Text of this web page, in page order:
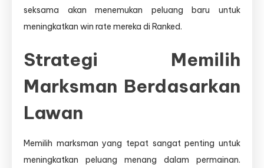
seksama akan menemukan peluang baru untuk
meningkatkan win rate mereka di Ranked.
Strategi Memilih
Marksman Berdasarkan
Lawan
Memilih marksman yang tepat sangat penting untuk
meningkatkan peluang menang dalam permainan.